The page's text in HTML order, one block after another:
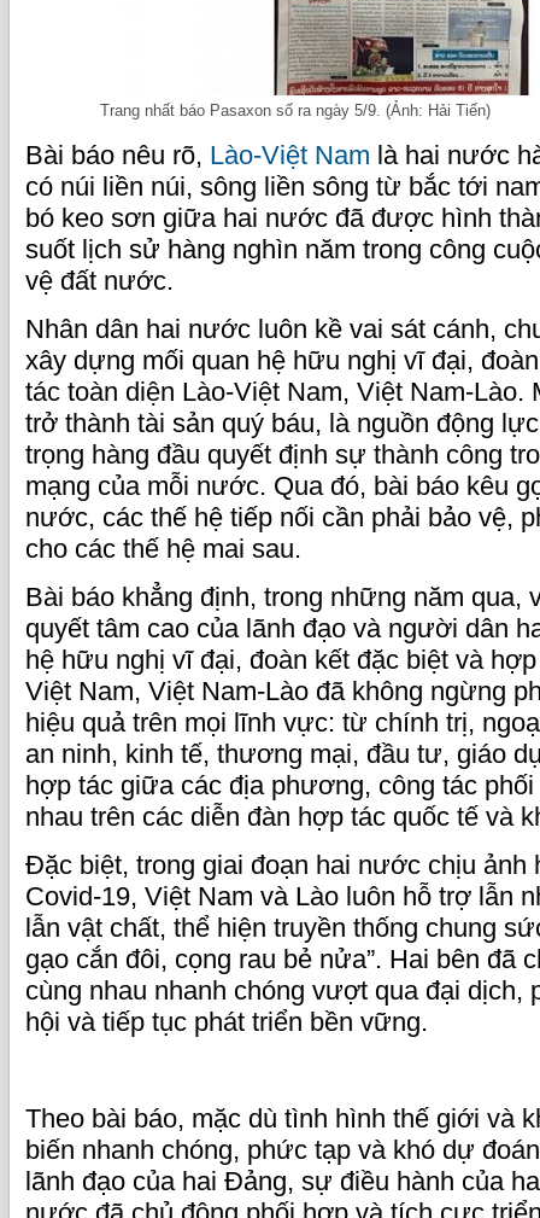
Trang nhất báo Pasaxon số ra ngày 5/9. (Ảnh: Hải Tiến)
Bài báo nêu rõ, Lào-Việt Nam là hai nước
có núi liền núi, sông liền sông từ bắc tới
bó keo sơn giữa hai nước đã được hình
suốt lịch sử hàng nghìn năm trong công
vệ đất nước.
Nhân dân hai nước luôn kề vai sát cánh,
xây dựng mối quan hệ hữu nghị vĩ đại,
tác toàn diện Lào-Việt Nam, Việt Nam-Lào.
trở thành tài sản quý báu, là nguồn động
trọng hàng đầu quyết định sự thành công
mạng của mỗi nước. Qua đó, bài báo kêu
nước, các thế hệ tiếp nối cần phải bảo vệ,
cho các thế hệ mai sau.
Bài báo khẳng định, trong những năm qua,
quyết tâm cao của lãnh đạo và người dân
hệ hữu nghị vĩ đại, đoàn kết đặc biệt và
Việt Nam, Việt Nam-Lào đã không ngừng
hiệu quả trên mọi lĩnh vực: từ chính trị,
an ninh, kinh tế, thương mại, đầu tư, giáo
hợp tác giữa các địa phương, công tác
nhau trên các diễn đàn hợp tác quốc tế và
Đặc biệt, trong giai đoạn hai nước chịu ảnh
Covid-19, Việt Nam và Lào luôn hỗ trợ lẫn
lẫn vật chất, thể hiện truyền thống chung
gạo cắn đôi, cọng rau bẻ nửa”. Hai bên đã
cùng nhau nhanh chóng vượt qua đại dịch,
hội và tiếp tục phát triển bền vững.
Theo bài báo, mặc dù tình hình thế giới và
biến nhanh chóng, phức tạp và khó dự
lãnh đạo của hai Đảng, sự điều hành của